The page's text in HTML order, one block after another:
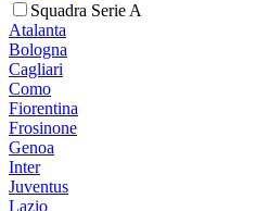
Squadra Serie A
Atalanta
Bologna
Cagliari
Como
Fiorentina
Frosinone
Genoa
Inter
Juventus
Lazio